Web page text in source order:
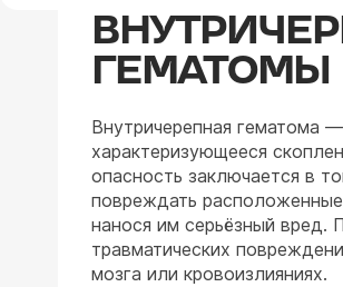
ГЕМАТОМЫ
Внутричерепная гематома
характеризующееся
опасность заключается в
повреждать
нанося им серьёзный вред.
травматических
мозга или кровоизлияниях.